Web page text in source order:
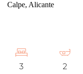
Calpe, Alicante
3 2